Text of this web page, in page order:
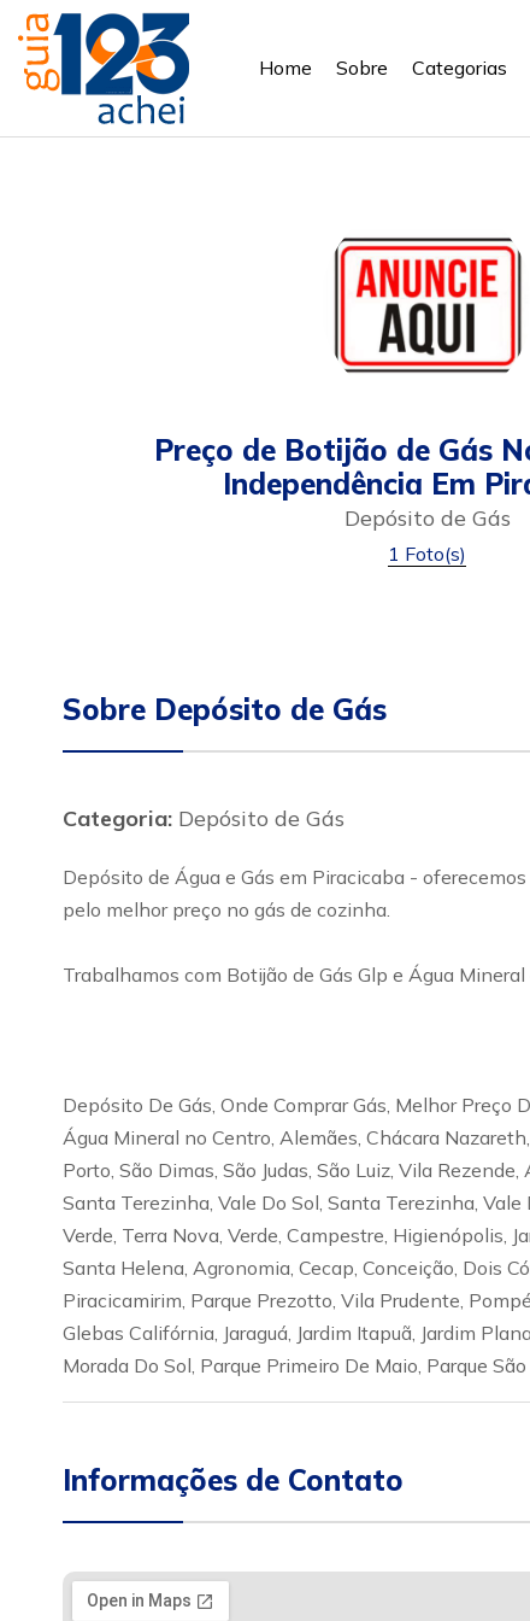
Home Sobre Categorias
Preço de Botijão de Gás
Independência Em
Depósito de Gás
1 Foto(s)
Sobre Depósito de Gás
Categoria: Depósito de Gás
Depósito de Água e Gás em Piracicaba -
pelo melhor preço no gás de cozinha.
Trabalhamos com Botijão de Gás Glp e Água
Depósito De Gás, Onde Comprar Gás, Melhor Preço
Água Mineral no Centro, Alemães, Chácara
Porto, São Dimas, São Judas, São Luiz, Vila
Santa Terezinha, Vale Do Sol, Santa Terezinha,
Verde, Terra Nova, Verde, Campestre, Higienópolis,
Santa Helena, Agronomia, Cecap, Conceição, Dois
Piracicamirim, Parque Prezotto, Vila Prudente,
Glebas Califórnia, Jaraguá, Jardim Itapuã, Jardim
Morada Do Sol, Parque Primeiro De Maio, Parque
Informações de Contato